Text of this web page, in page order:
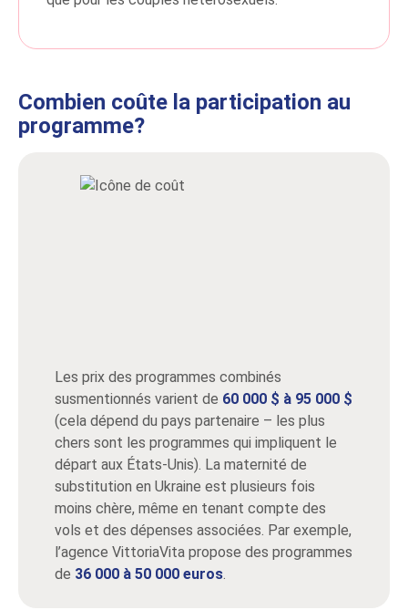
Combien coûte la participation au
programme?
Les prix des programmes combinés
susmentionnés varient de 60 000 $ à 95 000 $
(cela dépend du pays partenaire – les plus
chers sont les programmes qui impliquent le
départ aux États-Unis). La maternité de
substitution en Ukraine est plusieurs fois
moins chère, même en tenant compte des
vols et des dépenses associées. Par exemple,
l’agence VittoriaVita propose des programmes
de 36 000 à 50 000 euros.